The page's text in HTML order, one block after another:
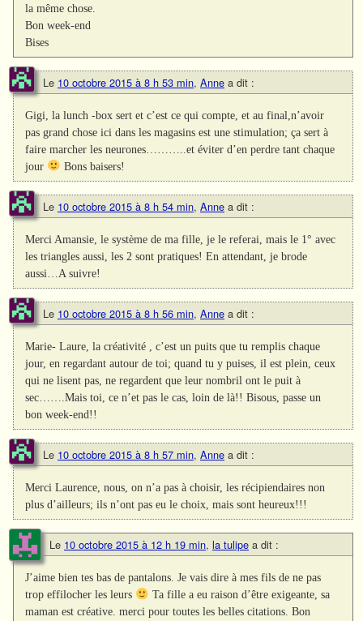
la même chose.
Bon week-end
Bises
Le 10 octobre 2015 à 8 h 53 min, Anne a dit :
Gigi, la lunch -box sert et c’est ce qui compte, et au final,n’avoir
pas grand chose ici dans les magasins est une stimulation; ça sert à
faire marcher les neurones………..et éviter d’en perdre tant chaque
jour
Bons baisers!
Le 10 octobre 2015 à 8 h 54 min, Anne a dit :
Merci Amansie, le système de ma fille, je le referai, mais le 1° avec
les triangles aussi, les 2 sont pratiques! En attendant, je brode
aussi…A suivre!
Le 10 octobre 2015 à 8 h 56 min, Anne a dit :
Marie- Laure, la créativité , c’est un puits que tu remplis chaque
jour, en regardant autour de toi; quand tu y puises, il est plein, ceux
qui ne lisent pas, ne regardent que leur nombril ont le puit à
sec…….Mais toi, ce n’et pas le cas, loin de là!! Bisous, passe un
bon week-end!!
Le 10 octobre 2015 à 8 h 57 min, Anne a dit :
Merci Laurence, nous, on n’a pas à choisir, les récipiendaires non
plus d’ailleurs; ils n’ont pas eu le choix, mais sont heureux!!!
Le 10 octobre 2015 à 12 h 19 min, la tulipe a dit :
J’aime bien tes bas de pantalons. Je vais dire à mes fils de ne pas
trop effilocher les leurs
Ta fille a eu raison d’être exigeante, sa
maman est créative. merci pour toutes les belles citations. Bon